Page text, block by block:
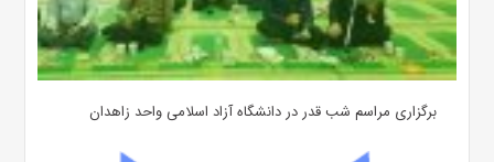
برگزاری مراسم شب قدر در دانشگاه آزاد اسلامی واحد زاهدان